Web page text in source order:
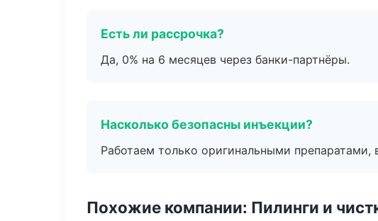
Есть ли рассрочка?
Да, 0% на 6 месяцев через банки-партнёры.
Насколько безопасны инъекции?
Работаем только оригинальными
Похожие компании: Пилинги и